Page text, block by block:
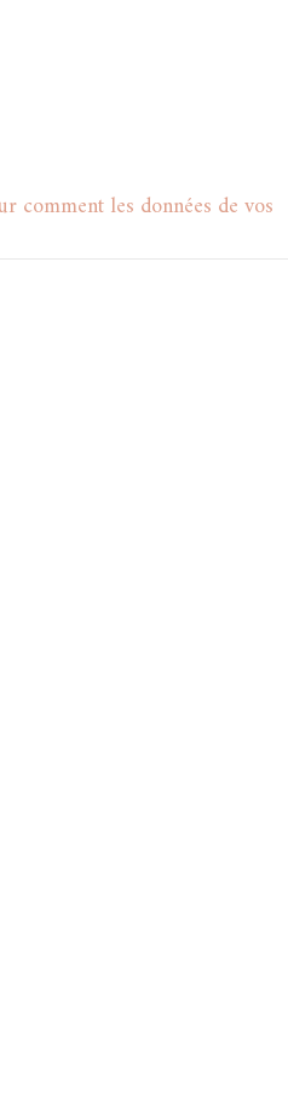
comment les données de vos